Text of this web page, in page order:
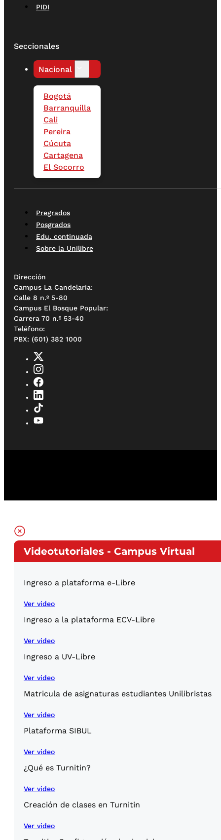
PIDI
Seccionales
Nacional
Bogotá
Barranquilla
Cali
Pereira
Cúcuta
Cartagena
El Socorro
Pregrados
Posgrados
Edu. continuada
Sobre la Unilibre
Dirección
Campus La Candelaria:
Calle 8 n.º 5-80
Campus El Bosque Popular:
Carrera 70 n.º 53-40
Teléfono:
PBX: (601) 382 1000
Videotutoriales - Campus Virtual
Ingreso a plataforma e-Libre
Ver video
Ingreso a la plataforma ECV-Libre
Ver video
Ingreso a UV-Libre
Ver video
Matricula de asignaturas estudiantes Unilibristas
Ver video
Plataforma SIBUL
Ver video
¿Qué es Turnitin?
Ver video
Creación de clases en Turnitin
Ver video